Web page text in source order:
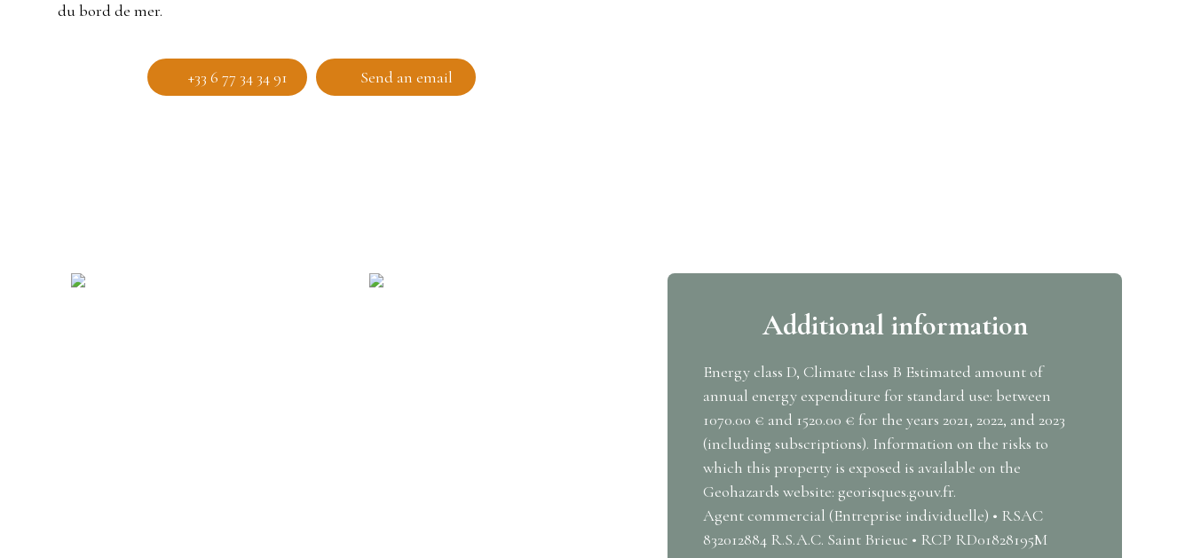
du bord de mer.
+33 6 77 34 34 91 Send an email
Additional information
Energy class D, Climate class B Estimated amount of
annual energy expenditure for standard use: between
1070.00 € and 1520.00 € for the years 2021, 2022, and 2023
(including subscriptions). Information on the risks to
which this property is exposed is available on the
Geohazards website: georisques.gouv.fr.
Agent commercial (Entreprise individuelle) • RSAC
832012884 R.S.A.C. Saint Brieuc • RCP RD01828195M